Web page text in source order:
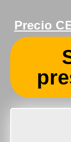
Precio